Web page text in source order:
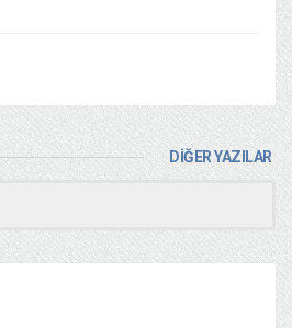
DİĞER YAZILAR